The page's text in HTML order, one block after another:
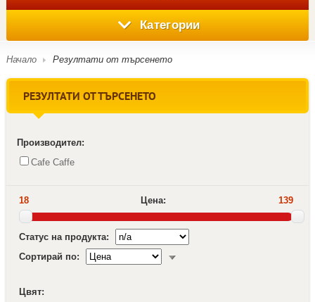
Категории
Начало Резултати от търсенето
РЕЗУЛТАТИ ОТ ТЪРСЕНЕТО
Производител:
Cafe Caffe
18 Цена: 139
Статус на продукта:
Сортирай по:
Цвят: